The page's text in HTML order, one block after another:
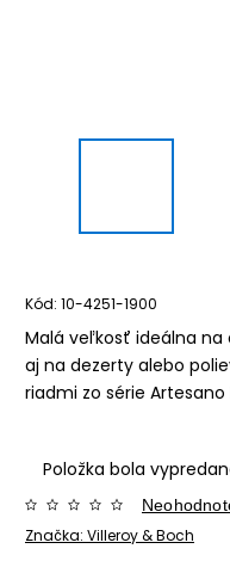
Kód: 10-4251-1900
Malá veľkosť ideálna
aj na dezerty alebo
riadmi zo série Artesano
Položka bola
Značka: Villeroy & Boch